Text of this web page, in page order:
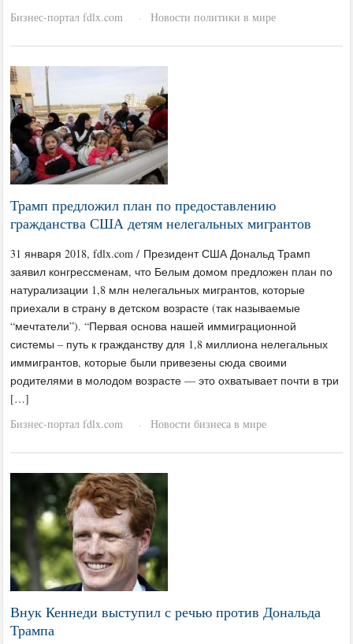
Бизнес-портал fdlx.com
· Новости политики в мире
Трамп предложил план по предоставлению
гражданства США детям нелегальных мигрантов
31 января 2018, fdlx.com / Президент США Дональд Трамп
заявил конгрессменам, что Белым домом предложен план по
натурализации 1,8 млн нелегальных мигрантов, которые
приехали в страну в детском возрасте (так называемые
“мечтатели”). “Первая основа нашей иммиграционной
системы – путь к гражданству для 1,8 миллиона нелегальных
иммигрантов, которые были привезены сюда своими
родителями в молодом возрасте — это охватывает почти в три
[…]
Бизнес-портал fdlx.com
· Новости бизнеса в мире
Внук Кеннеди выступил с речью против Дональда
Трампа